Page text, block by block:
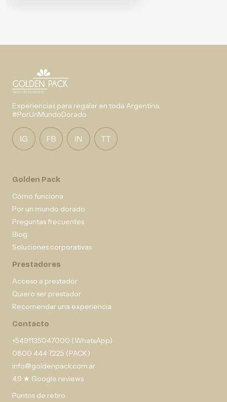
Experiencias para regalar en toda Argentina.
#PorUnMundoDorado
Golden Pack
Cómo funciona
Por un mundo dorado
Preguntas frecuentes
Blog
Soluciones corporativas
Prestadores
Acceso a prestador
Quiero ser prestador
Recomendar una experiencia
Contacto
+5491135047000 (WhatsApp)
0800 444 7225 (PACK)
info@goldenpack.com.ar
4,9 ★ Google reviews
Puntos de retiro